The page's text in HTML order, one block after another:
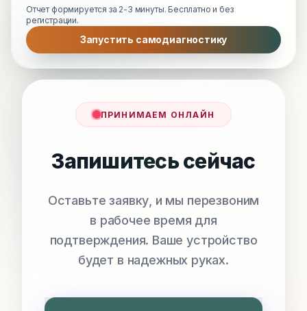
Отчет формируется за 2-3 минуты. Бесплатно и без
регистрации.
Запустить самодиагностику
ПРИНИМАЕМ ОНЛАЙН
Запишитесь сейчас
Оставьте заявку, и мы перезвоним
в рабочее время для
подтверждения. Ваше устройство
будет в надежных руках.